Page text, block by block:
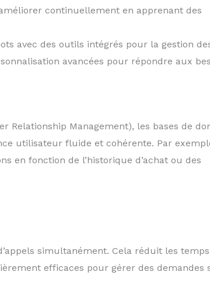
continuellement en apprenant des
avec des outils intégrés pour la gestion
avancées pour répondre aux
Relationship Management), les bases de
utilisateur fluide et cohérente. Par
en fonction de l’historique d’achat ou des
simultanément. Cela réduit les temps
efficaces pour gérer des demandes